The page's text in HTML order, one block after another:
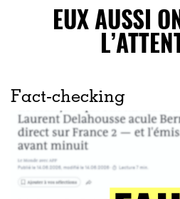
EUX AUSSI
Fact-checking